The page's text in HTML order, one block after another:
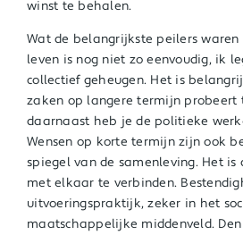
winst te behalen.
Wat de belangrijkste peilers
leven is nog niet zo eenvoudig, ik
collectief geheugen. Het is
zaken op langere termijn probeert
daarnaast heb je de politieke
Wensen op korte termijn zijn ook
spiegel van de samenleving. Het is
met elkaar te verbinden.
uitvoeringspraktijk, zeker in het
maatschappelijke middenveld.